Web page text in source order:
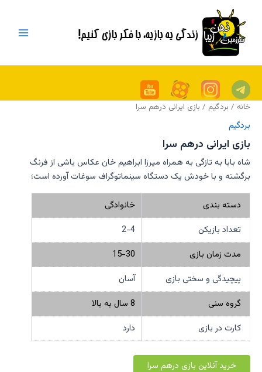
محتوا
Menu
خانه / بردگیم / بازی ایرانی درهم سرا
بردگیم
بازی ایرانی درهم سرا
شاه بابا به تازگی به همراه میرزا ابراهیم خان عکاس باشی از فرنگ
برگشته و با خودش یک دستگاه سینماتوگراف سوغات آورده است؛
دسته بندی
خانوادگی
تعداد بازیکن
2-4
مدت زمان بازی
15-30
پیچیدگی و سختی بازی
آسان
گروه سنی
8 سال به بالا
کارت در بازی
دارد
خرید آنلاین بازی درهم سرا